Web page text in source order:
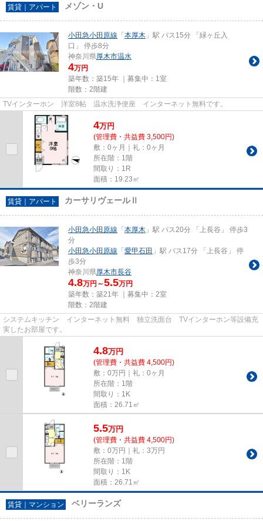
賃貸｜アパート メゾン・U
小田急小田原線 「本厚木 」駅 バス15分 「緑ヶ丘入
口」 停歩8分
神奈川県厚木市温水
4万円
築年数：築15年 ｜募集中： 1室
階数：2階建
TVインターホン 洋室8帖 温水洗浄便座 インターネット無料です。
4万円
(管理費・共益費 3,500円)
敷：0ヶ月｜礼：0ヶ月
所在階：1階
間取り：1R
面積：19.23㎡
賃貸｜アパート カーサリヴェールⅡ
小田急小田原線 「本厚木 」駅 バス20分 「上長谷」 停歩3
分
小田急小田原線 「愛甲石田 」駅 バス17分 「上長谷」 停
歩3分
神奈川県厚木市長谷
4.8万円～5.5万円
築年数：築21年 ｜募集中： 2室
階数：2階建
システムキッチン インターネット無料 独立洗面台 TVインターホン等設備充
実したお部屋です。
4.8万円
(管理費・共益費 4,500円)
敷：0万円｜礼：0ヶ月
所在階：1階
間取り：1K
面積：26.71㎡
5.5万円
(管理費・共益費 4,500円)
敷：0万円｜礼：3万円
所在階：1階
間取り：1K
面積：26.71㎡
賃貸｜マンション ベリーランズ